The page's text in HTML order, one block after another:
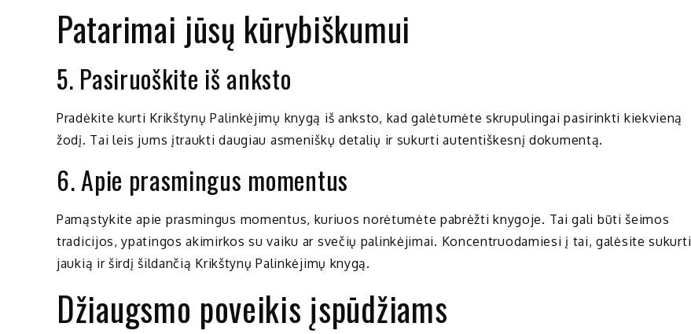
Patarimai jūsų kūrybiškumui
5. Pasiruoškite iš anksto
Pradėkite kurti Krikštynų Palinkėjimų knygą iš anksto, kad galėtumėte skrupulingai pasirinkti kiekvieną
žodį. Tai leis jums įtraukti daugiau asmeniškų detalių ir sukurti autentiškesnį dokumentą.
6. Apie prasmingus momentus
Pamąstykite apie prasmingus momentus, kuriuos norėtumėte pabrėžti knygoje. Tai gali būti šeimos
tradicijos, ypatingos akimirkos su vaiku ar svečių palinkėjimai. Koncentruodamiesi į tai, galėsite sukurti
jaukią ir širdį šildančią Krikštynų Palinkėjimų knygą.
Džiaugsmo poveikis įspūdžiams